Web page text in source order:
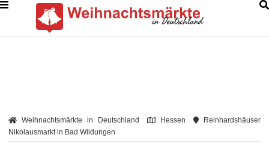
Weihnachtsmärkte in Deutschland Hessen
Reinhardshäuser
Nikolausmarkt in Bad Wildungen